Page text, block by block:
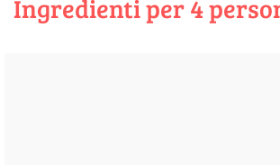
Ingredienti per 4